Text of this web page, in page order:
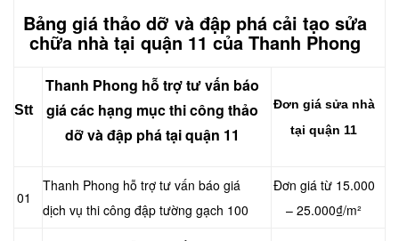
Bảng giá thảo dỡ và đập phá cải tạo sửa
chữa nhà tại quận 11 của Thanh Phong
Stt
Thanh Phong hỗ trợ tư vấn báo
giá các hạng mục thi công thảo
dỡ và đập phá tại quận 11
Đơn giá sửa nhà
tại quận 11
01
Thanh Phong hỗ trợ tư vấn báo giá
dịch vụ thi công đập tường gạch 100
Đơn giá từ 15.000
– 25.000₫/m²